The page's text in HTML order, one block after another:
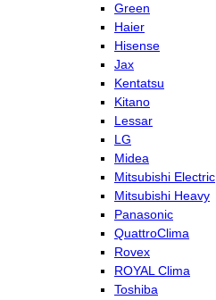
Green
Haier
Hisense
Jax
Kentatsu
Kitano
Lessar
LG
Midea
Mitsubishi Electric
Mitsubishi Heavy
Panasonic
QuattroClima
Rovex
ROYAL Clima
Toshiba